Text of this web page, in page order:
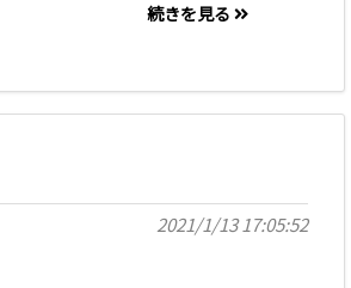
続きを見る
2021/1/13 17:05:52